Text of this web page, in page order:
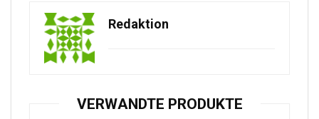
Redaktion
VERWANDTE PRODUKTE